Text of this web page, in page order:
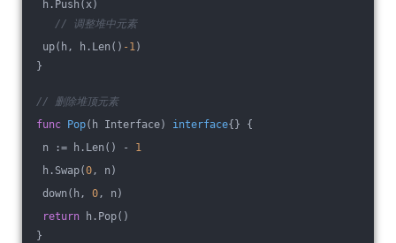
h.Push(x)
// 调整堆中元素
up(h, h.Len() -1)
}
// 删除堆顶元素
func
Pop(h Interface) interface{} {
n := h.Len() - 1
h.Swap(0, n)
down(h, 0, n)
return h.Pop()
}